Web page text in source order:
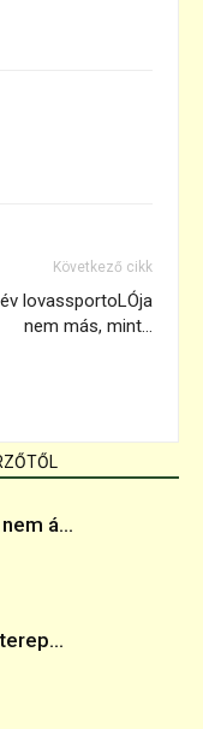
Következő cikk
lovassportoLÓja
nem más, mint…
á...